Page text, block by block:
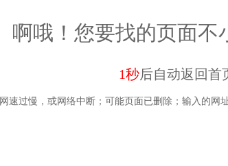
啊哦！您要找的页面
1秒后自动返回首
网速过慢，或网络中断； 可能页面已删除； 输入的网